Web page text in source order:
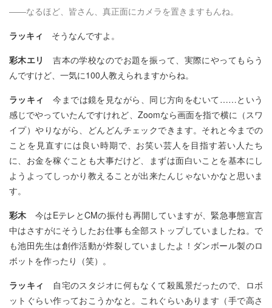
――なるほど、皆さん、真正面にカメラを置きますもんね。
ラッキィ そうなんですよ。
彩木エリ吉本の学校なのでお題を振って、実際にやってもらう
んですけど、一気に100人教えられますからね。
ラッキィ今までは鏡を見ながら、同じ方向をむいて……という
感じでやっていたんですけれど、Zoomなら画面を指で横に（スワ
イプ）やりながら、どんどんチェックできます。それと今までの
ことを見直すには良い時期で、お笑い芸人を目指す若い人たち
に、お金を稼ぐことも大事だけど、まずは面白いことを基本にし
ようよってしっかり教えることが出来たんじゃないかなと思いま
す。
彩木 今はEテレとCMの振付も再開していますが、緊急事態宣言
中はさすがにそうしたお仕事も全部ストップしていましたね。で
も池田先生は創作活動が炸裂していましたよ！ダンボール製のロ
ボットを作ったり（笑）。
ラッキィ 自宅のスタジオに何もなくて殺風景だったので、ロボ
ットぐらい作っておこうかなと。これぐらいあります（手で高さ